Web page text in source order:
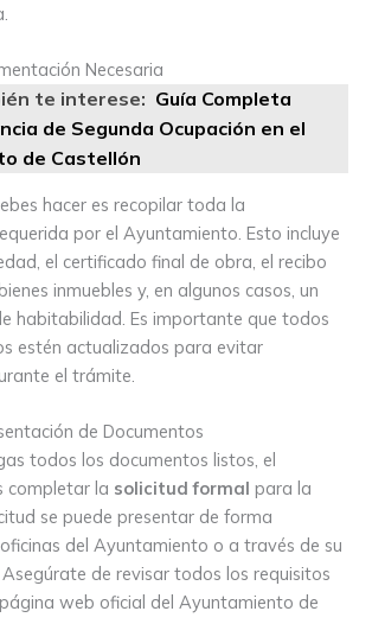
Necesaria
te interese: Guía Completa
de Segunda Ocupación en el
de Castellón
hacer es recopilar toda la
por el Ayuntamiento. Esto incluye
el certificado final de obra, el recibo
inmuebles y, en algunos casos, un
habitabilidad. Es importante que todos
estén actualizados para evitar
el trámite.
de Documentos
todos los documentos listos, el
completar la solicitud formal para la
se puede presentar de forma
del Ayuntamiento o a través de su
Asegúrate de revisar todos los requisitos
web oficial del Ayuntamiento de